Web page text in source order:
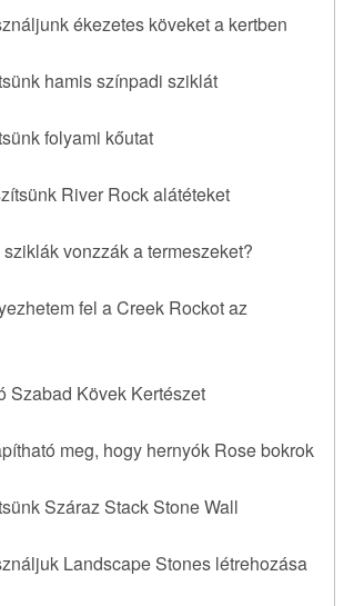
ékezetes köveket a kertben
hamis színpadi sziklát
folyami kőutat
River Rock alátéteket
vonzzák a termeszeket?
fel a Creek Rockot az
Szabad Kövek Kertészet
meg, hogy hernyók Rose bokrok
Száraz Stack Stone Wall
Landscape Stones létrehozása